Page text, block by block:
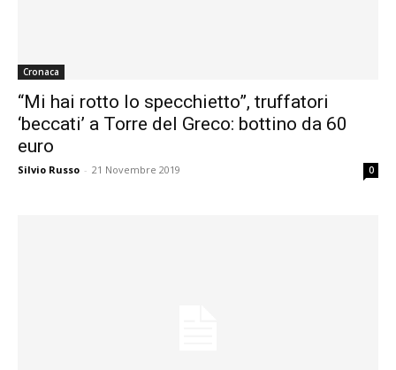
Cronaca
“Mi hai rotto lo specchietto”, truffatori
‘beccati’ a Torre del Greco: bottino da 60
euro
Silvio Russo - 21 Novembre 2019 0